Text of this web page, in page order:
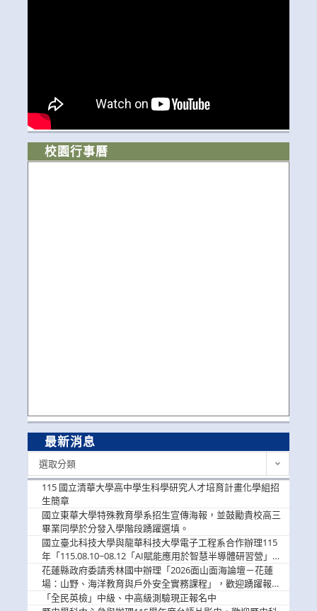
校園行事曆
最新消息
選取分類
115 國立清華大學高中學生科學研究人才培育計畫化學組招
生簡章
國立東華大學特殊教育學系招生宣傳海報，並鼓勵貴校高三
畢業同學於分發入學階段踴躍選填。
國立臺北科技大學與龍華科技大學電子工程系合作辦理115
年「115.08.10~08.12「AI賦能應用於智慧半導體研習營」，
歡迎學生踴躍報名參加
花蓮縣政府委請秀林國中辦理「2026面山面海論壇－花蓮
場：山野、海洋教育與戶外安全實務課程」，歡迎踴躍報名
參加
「全民英檢」中級、中高級測驗現正報名中